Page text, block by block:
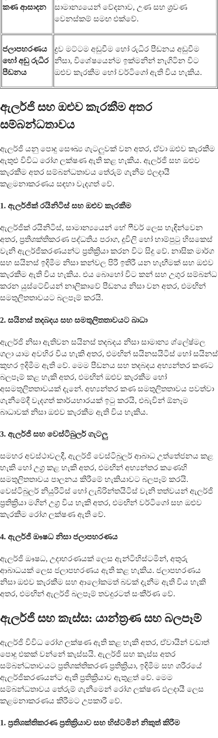
කණ ආසාදන
සාමාන්‍යයෙන් වේදනාව, උණ සහ ශ්‍රවණ
වෙනස්කම් සමඟ එක්වේ.
ජලාපහරණය
හෝ අඩු රුධිර
පීඩනය
ද්‍රව මට්ටම අඩුවීම හෝ රුධිර පීඩනය අඩුවීම
නිසා, විශේෂයෙන්ම ඉක්මනින් නැගිටින විට
ඔළුව කැරකීම හෝ වර්ටිගෝ ඇති විය හැකිය.
ඇලර්ජි සහ ඔළුව කැරකීම අතර
සම්බන්ධතාවය
ඇලර්ජි යනු පොදු සෞඛ්‍ය ගැටලුවක් වන අතර, ඒවා ඔළුව කැරකීම
ඇතුළු විවිධ රෝග ලක්ෂණ ඇති කළ හැකිය. ඇලර්ජි සහ ඔළුව
කැරකීම අතර සම්බන්ධතාවය තේරුම් ගැනීම ඵලදායී
කළමනාකරණය සඳහා වැදගත් වේ.
1. ඇලර්ජික් රයිනිටිස් සහ ඔළුව කැරකීම
ඇලර්ජික් රයිනිටිස්, සාමාන්‍යයෙන් හේ ෆීවර් ලෙස හැඳින්වෙන
අතර, ප්‍රතිශක්තිකරණ පද්ධතිය පරාග, දූවිලි හෝ හාම්පුටු හිසකෙස්
වැනි ඇලර්ජිකරණයන්ට ප්‍රතික්‍රියා කරන විට සිදු වේ. නාසික මාර්ග
සහ සයිනස් ඉදිමීම නිසා කන්වල පිරී ඉතිරී යන හැඟීමක් සහ ඔළුව
කැරකීම ඇති විය හැකිය. එය බොහෝ විට කන් සහ උගුර සම්බන්ධ
කරන යුස්ටේචියන් නාලිකාවේ පීඩනය නිසා වන අතර, එමඟින්
සමතුලිතතාවයට බලපෑම් කරයි.
2. සයිනස් තදබදය සහ සමතුලිතතාවයට බාධා
ඇලර්ජි නිසා ඇතිවන සයිනස් තදබදය නිසා සාමාන්‍ය ශ්ලේෂ්මල
ගලා යාම අවහිර විය හැකි අතර, එමඟින් සයිනසයිටිස් හෝ සයිනස්
කුහර ඉදිමීම ඇති වේ. මෙම පීඩනය සහ තදබදය අභ්‍යන්තර කණට
බලපෑම් කළ හැකි අතර, එමඟින් ඔළුව කැරකීම හෝ
අසමතුලිතතාවයක් දැනේ. අභ්‍යන්තර කණ සමතුලිතතාවය පවත්වා
ගැනීමේදී වැදගත් කාර්යභාරයක් ඉටු කරයි, එබැවින් ඕනෑම
බාධාවක් නිසා ඔළුව කැරකීම ඇති විය හැකිය.
3. ඇලර්ජි සහ වෙස්ටිබුලර් ගැටලු
සමහර අවස්ථාවලදී, ඇලර්ජි වෙස්ටිබුලර් ආබාධ උත්තේජනය කළ
හැකි හෝ උග්‍ර කළ හැකි අතර, එමඟින් අභ්‍යන්තර කණෙහි
සමතුලිතතාවය පාලනය කිරීමේ හැකියාවට බලපෑම් කරයි.
වෙස්ටිබුලර් නියුරිටිස් හෝ ලැබිරින්තයිටිස් වැනි තත්වයන් ඇලර්ජි
ප්‍රතික්‍රියා මගින් උග්‍ර විය හැකි අතර, එමඟින් වර්ටිගෝ සහ ඔළුව
කැරකීම රෝග ලක්ෂණ ඇති වේ.
4. ඇලර්ජි ඖෂධ නිසා ජලාපහරණය
ඇලර්ජි ඖෂධ, උදාහරණයක් ලෙස ඇන්ටිහිස්ටමින්, අතුරු
ආබාධයක් ලෙස ජලාපහරණය ඇති කළ හැකිය. ජලාපහරණය
නිසා ඔළුව කැරකීම සහ ආලෝකමත් බවක් දැනීම ඇති විය හැකි
අතර, එමඟින් ඇලර්ජි බලපෑම් තවදුරටත් සංකීර්ණ වේ.
ඇලර්ජි සහ කැස්ස: යාන්ත්‍රණ සහ බලපෑම්
ඇලර්ජි විවිධ රෝග ලක්ෂණ ඇති කළ හැකි අතර, ඒවායින් වඩාත්
පොදු එකක් වන්නේ කැස්සයි. ඇලර්ජි සහ කැස්ස අතර
සම්බන්ධතාවයට ප්‍රතිශක්තිකරණ ප්‍රතික්‍රියා, ඉදිමීම සහ ශරීරයේ
ඇලර්ජිකරණයන්ට ඇති ප්‍රතික්‍රියාව ඇතුළත් වේ. මෙම
සම්බන්ධතාවය තේරුම් ගැනීමෙන් රෝග ලක්ෂණ ඵලදායී ලෙස
කළමනාකරණය කිරීමට උපකාරී වේ.
1. ප්‍රතිශක්තිකරණ ප්‍රතික්‍රියාව සහ හිස්ටමින් නිකුත් කිරීම